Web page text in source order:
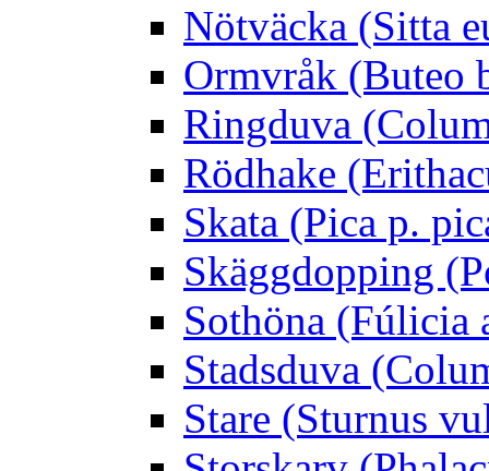
Nötväcka (Sitta
Ormvråk (Buteo
Ringduva
Rödhake
Skata (Pica p.
Skäggdopping
Sothöna (Fúlicia
Stadsduva
Stare (Sturnus